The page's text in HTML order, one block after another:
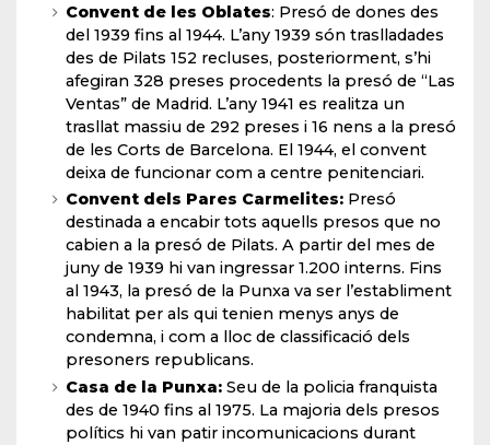
Convent de les Oblates: Presó de dones des
del 1939 fins al 1944. L’any 1939 són traslladades
des de Pilats 152 recluses, posteriorment, s’hi
afegiran 328 preses procedents la presó de “Las
Ventas” de Madrid. L’any 1941 es realitza un
trasllat massiu de 292 preses i 16 nens a la presó
de les Corts de Barcelona. El 1944, el convent
deixa de funcionar com a centre penitenciari.
Convent dels Pares Carmelites:Presó
destinada a encabir tots aquells presos que no
cabien a la presó de Pilats. A partir del mes de
juny de 1939 hi van ingressar 1.200 interns. Fins
al 1943, la presó de la Punxa va ser l’establiment
habilitat per als qui tenien menys anys de
condemna, i com a lloc de classificació dels
presoners republicans.
Casa de la Punxa:Seu de la policia franquista
des de 1940 fins al 1975. La majoria dels presos
polítics hi van patir incomunicacions durant